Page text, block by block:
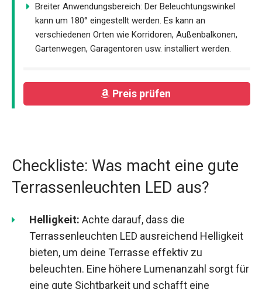
Breiter Anwendungsbereich: Der Beleuchtungswinkel
kann um 180° eingestellt werden. Es kann an
verschiedenen Orten wie Korridoren, Außenbalkonen,
Gartenwegen, Garagentoren usw. installiert werden.
Preis prüfen
Checkliste: Was macht eine gute
Terrassenleuchten LED aus?
Helligkeit: Achte darauf, dass die
Terrassenleuchten LED ausreichend Helligkeit
bieten, um deine Terrasse effektiv zu
beleuchten. Eine höhere Lumenanzahl sorgt für
eine gute Sichtbarkeit und schafft eine